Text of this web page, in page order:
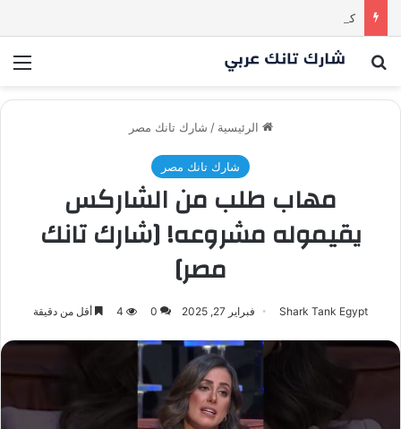
كم مليون سمعت خلال دقيقة واحدة؟ | شارك تانك العراق
بحث عن
الرئيسية / شارك تانك مصر
شارك تانك مصر
مهاب طلب من الشاركس
يقيموله مشروعه! [شارك تانك
مصر]
Shark Tank Egypt فبراير 27, 2025 0
4 أقل من دقيقة